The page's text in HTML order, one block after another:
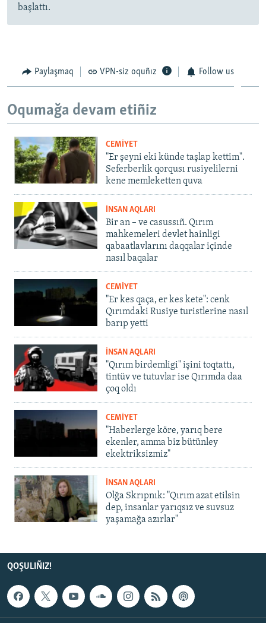
başlattı.
Paylaşmaq VPN-siz oquñız Follow us
Oqumağa devam etiñiz
CEMİYET
"Er şeyni eki künde taşlap kettim".
Seferberlik qorqusı rusiyelilerni
kene memleketten quva
İNSAN AQLARI
Bir an – ve casussıñ. Qırım
mahkemeleri devlet hainligi
qabaatlavlarını daqqalar içinde
nasıl baqalar
CEMİYET
"Er kes qaça, er kes kete": cenk
Qırımdaki Rusiye turistlerine nasıl
barıp yetti
İNSAN AQLARI
"Qırım birdemligi" işini toqtattı,
tintüv ve tutuvlar ise Qırımda daa
çoq oldı
CEMİYET
"Haberlerge köre, yarıq bere
ekenler, amma biz bütünley
ekektriksizmiz"
İNSAN AQLARI
Olğa Skrıpnık: "Qırım azat etilsin
dep, insanlar yarıqsız ve suvsuz
yaşamağa azırlar"
QOŞULIÑIZ!